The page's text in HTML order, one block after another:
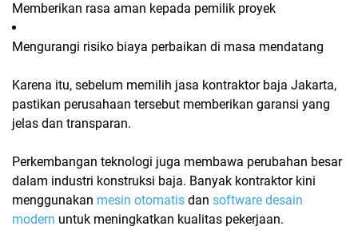
Memberikan rasa aman kepada pemilik proyek
Mengurangi risiko biaya perbaikan di masa mendatang
Karena itu, sebelum memilih jasa kontraktor baja Jakarta,
pastikan perusahaan tersebut memberikan garansi yang
jelas dan transparan.
Perkembangan teknologi juga membawa perubahan besar
dalam industri konstruksi baja. Banyak kontraktor kini
menggunakan mesin otomatis dan software desain
modern untuk meningkatkan kualitas pekerjaan.